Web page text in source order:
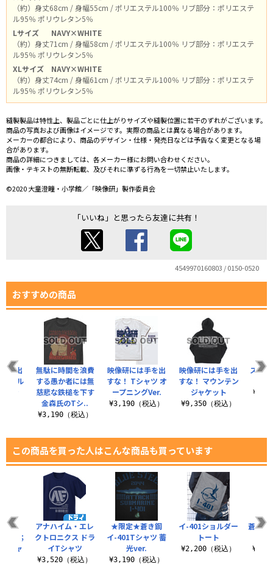
（約）身丈68cm / 身幅55cm / ポリエステル100％ リブ部分：ポリエステ
ル95％ ポリウレタン5％
Lサイズ
NAVY×WHITE
（約）身丈71cm / 身幅58cm / ポリエステル100％ リブ部分：ポリエステ
ル95％ ポリウレタン5％
XLサイズ
NAVY×WHITE
（約）身丈74cm / 身幅61cm / ポリエステル100％ リブ部分：ポリエステ
ル95％ ポリウレタン5％
縫製製品は特性上、製品ごとに仕上がりサイズや縫製位置に若干のずれがございます。
商品の写真および画像はイメージです。実際の商品とは異なる場合があります。
メーカーの都合により、商品のデザイン・仕様・発売日などは予告なく変更となる場
合があります。
商品の詳細につきましては、各メーカー様にお問い合わせください。
画像・テキストの無断転載、及びそれに準ずる行為を一切禁止いたします。
©2020 大童澄瞳・小学館／「映像研」製作委員会
「いいね」と思ったら友達に共有！
4549970160803 / 0150-0520
おすすめの商品
映像研には手を出
すな！ Tシャツ オ
ープニングVer.
¥3,190（税込）
映像研には手を出
すな！ マウンテン
ジャケット
¥9,350（税込）
スタ
を出
フル
ペン
無駄に時間を浪費
する愚か者には無
慈悲な鉄槌を下す
金森氏のTシ..
¥3,190（税込）
この商品を買った人はこんな商品も買っています
★限定★蒼き鋼
イ-401Tシャツ 蓄
光ver.
¥3,190（税込）
イ-401ショルダー
トート
¥2,200（税込）
蒼き鋼
；
Tシャ
アナハイム・エレ
クトロニクス ドラ
イTシャツ
¥3,520（税込）